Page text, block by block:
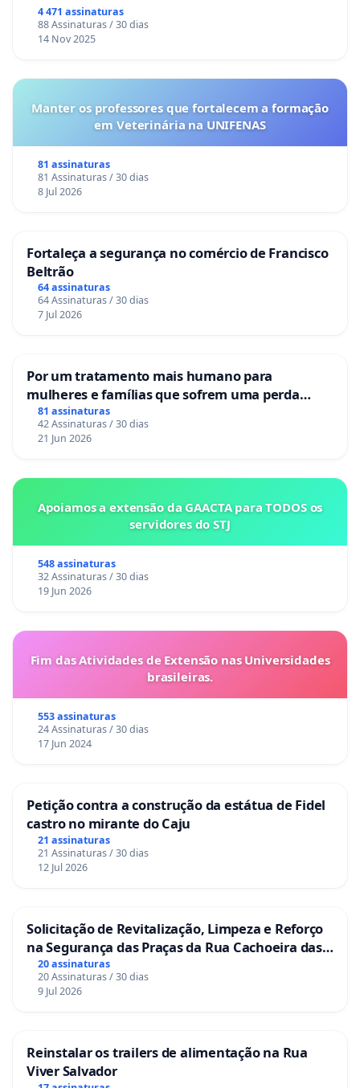
4 471 assinaturas
88 Assinaturas / 30 dias
14 Nov 2025
Manter os professores que fortalecem a formação
em Veterinária na UNIFENAS
81 assinaturas
81 Assinaturas / 30 dias
8 Jul 2026
Fortaleça a segurança no comércio de Francisco
Beltrão
64 assinaturas
64 Assinaturas / 30 dias
7 Jul 2026
Por um tratamento mais humano para
mulheres e famílias que sofrem uma perda
gestacional nos hospitais portugueses
81 assinaturas
42 Assinaturas / 30 dias
21 Jun 2026
Apoiamos a extensão da GAACTA para TODOS os
servidores do STJ
548 assinaturas
32 Assinaturas / 30 dias
19 Jun 2026
Fim das Atividades de Extensão nas Universidades
brasileiras.
553 assinaturas
24 Assinaturas / 30 dias
17 Jun 2024
Petição contra a construção da estátua de Fidel
castro no mirante do Caju
21 assinaturas
21 Assinaturas / 30 dias
12 Jul 2026
Solicitação de Revitalização, Limpeza e Reforço
na Segurança das Praças da Rua Cachoeira das
Sete Ilhas
20 assinaturas
20 Assinaturas / 30 dias
9 Jul 2026
Reinstalar os trailers de alimentação na Rua
Viver Salvador